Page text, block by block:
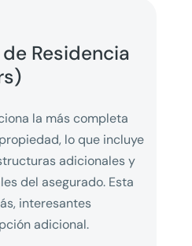
Residencia
la más completa
lo que incluye
adicionales y
del asegurado. Esta
interesantes
adicional.